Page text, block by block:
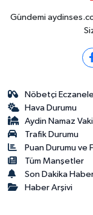
Gündemi
Nöbetçi
Hava Durumu
Aydin Namaz
Trafik Durumu
Puan Durumu ve
Tüm Manşetler
Son Dakika
Haber Arşivi